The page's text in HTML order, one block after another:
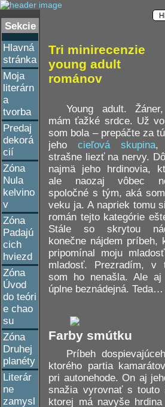
Sekcie
Hlavná
stránka
Moja
literárn
a
tvorba
Predaj
dekorá
cií
Zóna
Nula
kelvino
v
Zóna
Padajú
cich
hviezd
Zóna
Úvod
do teóri
e chao
su
Zóna
Druhej
planéty
Literár
ne
zamysl
Tri minirecenzie
young adult
románov
Young adult.
mám ťažké srdce. Už
som bola – prepáčte za
jehocieľová skupina,
strašne liezť na nervy.
najmä jeho hrdinovia,
ale naozaj vôbec
spoločné s tým, aká
veku ja. A napriek tomu
román tejto kategórie
Stále so skrytou
konečne nájdem príbeh,
pripomínal moju
mladosť. Prezradím, v
som ho nenašla. Ale
úplne beznádejná.
Farby smútku
Príbeh
ktorého partia
pri autonehode. On aj
snažia vyrovnať s touto
ktorej má navyše